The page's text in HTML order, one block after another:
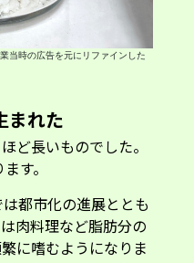
当時の広告を元にリファインした
まれた
ど長いものでした。
す。
都市化の進展ととも
肉料理など脂肪分の
に嗜むようになりま